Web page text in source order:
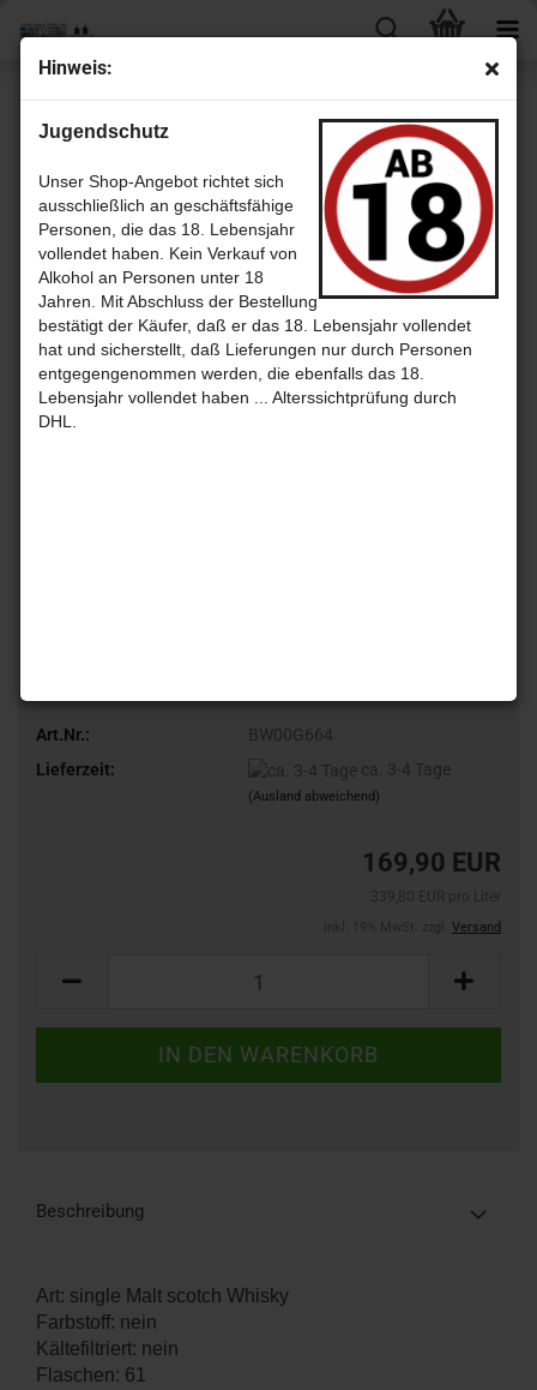
Hin­weis:
Jugendschutz
Unser Shop-Angebot richtet sich
ausschließlich an geschäftsfähige
Personen, die das 18. Lebensjahr
vollendet haben. Kein Verkauf von
Alkohol an Personen unter 18
Jahren. Mit Abschluss der Bestellung
bestätigt der Käufer, daß er das 18. Lebensjahr vollendet
hat und sicherstellt, daß Lieferungen nur durch Personen
entgegengenommen werden, die ebenfalls das 18.
Lebensjahr vollendet haben ... Alterssichtprüfung durch
DHL.
« Erster
« zurück
4Artikel in dieser Kategorie
Glen Keith Batch 3 - 47,8% That Boutique-​y Whis­ky Com­pa­ny
Art.Nr.:
BW00G664
Lieferzeit:
ca. 3-4 Tage
(Ausland abweichend)
169,90 EUR
Versand
Beschreibung
Art: single Malt scotch Whisky
Farbstoff: nein
Kältefiltriert: nein
Flaschen: 61